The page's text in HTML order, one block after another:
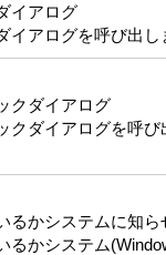
イアログ
アログを呼び出し
クダイアログ
クダイアログを呼
るかシステムに知ら
るかシステム